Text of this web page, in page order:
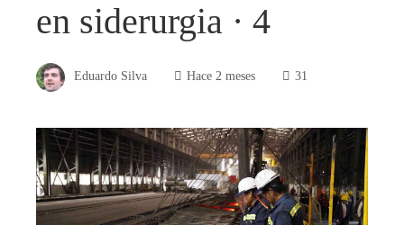
en siderurgia · 4
Eduardo Silva Hace 2 meses 31